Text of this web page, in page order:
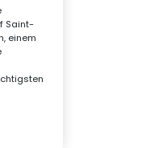
Saint-
einem